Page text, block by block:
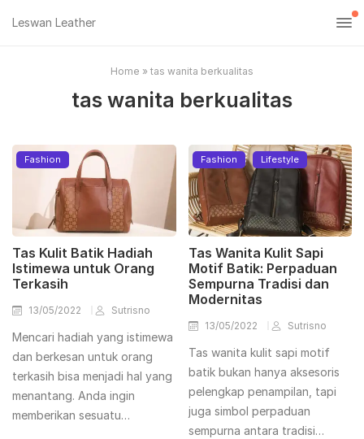
Leswan Leather
Home » tas wanita berkualitas
tas wanita berkualitas
Fashion
Tas Kulit Batik Hadiah
Istimewa untuk Orang
Terkasih
13/05/2022 Sutrisno
Mencari hadiah yang istimewa
dan berkesan untuk orang
terkasih bisa menjadi hal yang
menantang. Anda ingin
memberikan sesuatu…
Fashion Lifestyle
Tas Wanita Kulit Sapi
Motif Batik: Perpaduan
Sempurna Tradisi dan
Modernitas
13/05/2022 Sutrisno
Tas wanita kulit sapi motif
batik bukan hanya aksesoris
pelengkap penampilan, tapi
juga simbol perpaduan
sempurna antara tradisi…